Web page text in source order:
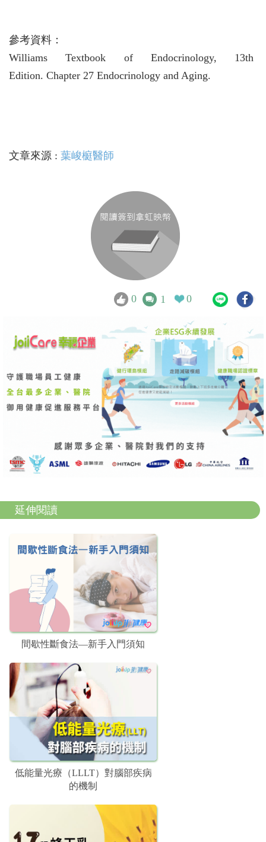
參考資料：
Williams Textbook of Endocrinology, 13th
Edition. Chapter 27 Endocrinology and Aging.
文章來源 : 葉峻榳醫師
0 1 0
延伸閱讀
間歇性斷食法—新手入門須知
低能量光療（LLLT）對腦部疾病
的機制